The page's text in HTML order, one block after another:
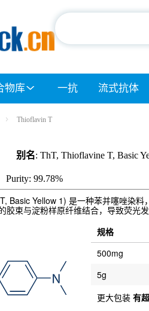
物库 一抗 流式抗体
Thioflavin T
别名: ThT, Thioflavine T, Basic
Purity: 99.78%
Basic Yellow 1) 是一种苯并噻唑染
胶束与淀粉样原纤维结合，导致荧光
规格
500mg
5g
更大包装 有